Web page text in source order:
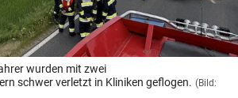
GmbH & Co KG 2026
Wien
wurden mit zwei
schwer verletzt in Kliniken geflogen. (Bild: